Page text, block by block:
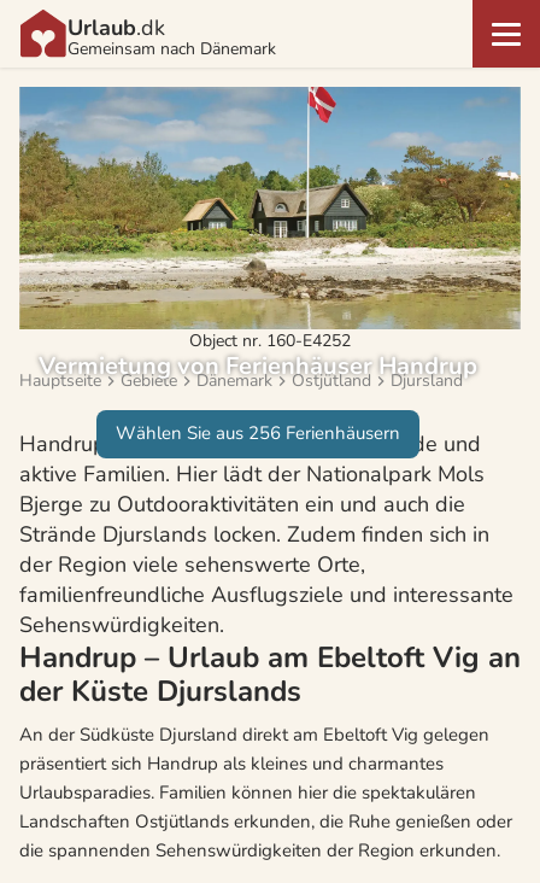
Urlaub.dk
Gemeinsam nach Dänemark
Object nr. 160-E4252
Vermietung von Ferienhäuser Handrup
Wählen Sie aus 256 Ferienhäusern
Hauptseite Gebiete Dänemark Ostjütland Djursland
Handrup ist ein Reiseziel für naturliebende und
aktive Familien. Hier lädt der Nationalpark Mols
Bjerge zu Outdooraktivitäten ein und auch die
Strände Djurslands locken. Zudem finden sich in
der Region viele sehenswerte Orte,
familienfreundliche Ausflugsziele und interessante
Sehenswürdigkeiten.
Handrup – Urlaub am Ebeltoft Vig an
der Küste Djurslands
An der Südküste Djursland direkt am Ebeltoft Vig gelegen
präsentiert sich Handrup als kleines und charmantes
Urlaubsparadies. Familien können hier die spektakulären
Landschaften Ostjütlands erkunden, die Ruhe genießen oder
die spannenden Sehenswürdigkeiten der Region erkunden.